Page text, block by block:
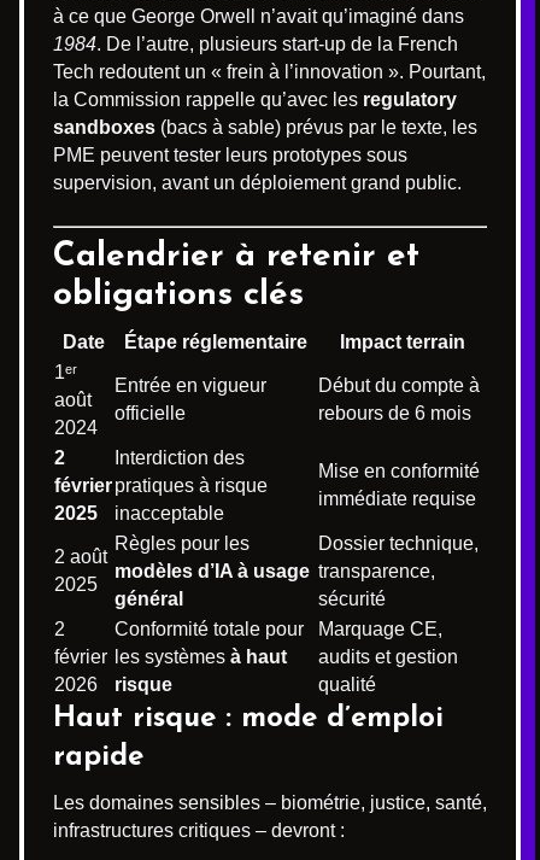
à ce que George Orwell n’avait qu’imaginé dans
1984. De l’autre, plusieurs start-up de la French
Tech redoutent un « frein à l’innovation ». Pourtant,
la Commission rappelle qu’avec les regulatory
sandboxes (bacs à sable) prévus par le texte, les
PME peuvent tester leurs prototypes sous
supervision, avant un déploiement grand public.
Calendrier à retenir et
obligations clés
Date Étape réglementaire
Impact terrain
1ᵉʳ
août
2024
Entrée en vigueur
officielle
Début du compte à
rebours de 6 mois
2
février
2025
Interdiction des
pratiques à risque
inacceptable
Mise en conformité
immédiate requise
2 août
2025
Règles pour les
modèles d’IA à usage
général
Dossier technique,
transparence,
sécurité
2
février
2026
Conformité totale pour
les systèmes à haut
risque
Marquage CE,
audits et gestion
qualité
Haut risque : mode d’emploi
rapide
Les domaines sensibles – biométrie, justice, santé,
infrastructures critiques – devront :